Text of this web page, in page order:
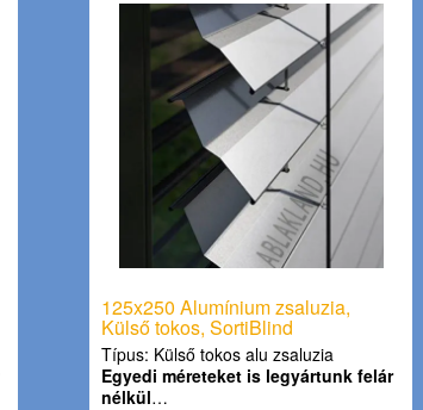
125x250 Alumínium zsaluzia,
Külső tokos, SortiBlind
Típus: Külső tokos alu zsaluzia
Egyedi méreteket is legyártunk felár
nélkül…